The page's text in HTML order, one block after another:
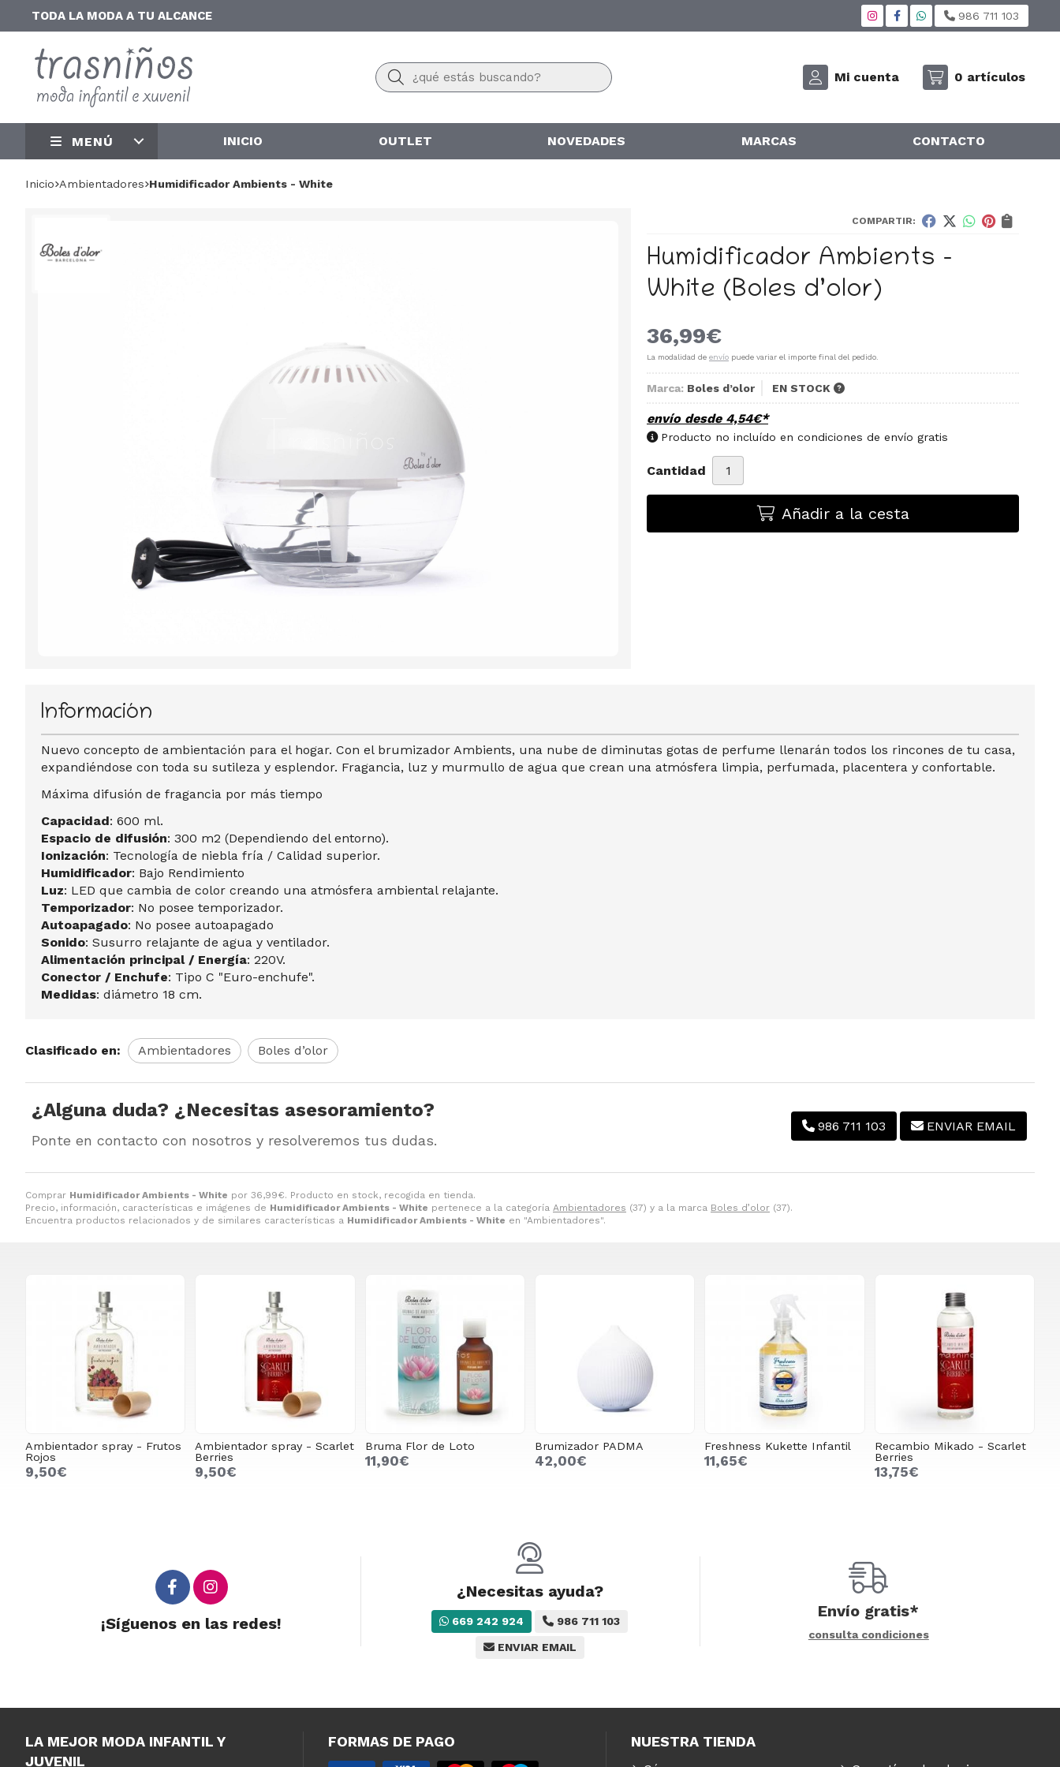
TODA LA MODA A TU ALCANCE 986 711 103
Buscar Mi cuenta 0 artículos
MENÚ INICIO OUTLET NOVEDADES MARCAS CONTACTO
Inicio ambientadores Humidificador Ambients - White
COMPARTIR:
Humidificador Ambients -
White (Boles d’olor)
36,99€
La modalidad de envío puede variar el importe final del pedido.
Marca: Boles d’olor EN STOCK
envío desde 4,54€*
Producto no incluído en condiciones de envío gratis
Cantidad
Añadir a la cesta
Comprar Humidificador Ambients - White por 36,99€. Producto en stock, recogida en tienda.
Precio, información, características e imágenes de Humidificador Ambients - White pertenece a la categoría Ambientadores (37) y a la marca Boles d’olor (37).
Encuentra productos relacionados y de similares características a Humidificador Ambients - White en "Ambientadores".
Información
Nuevo concepto de ambientación para el hogar. Con el brumizador Ambients, una nube de diminutas gotas de perfume llenarán todos los rincones de tu casa,
expandiéndose con toda su sutileza y esplendor. Fragancia, luz y murmullo de agua que crean una atmósfera limpia, perfumada, placentera y confortable.
Máxima difusión de fragancia por más tiempo
Capacidad: 600 ml.
Espacio de difusión: 300 m2 (Dependiendo del entorno).
Ionización: Tecnología de niebla fría / Calidad superior.
Humidificador: Bajo Rendimiento
Luz: LED que cambia de color creando una atmósfera ambiental relajante.
Temporizador: No posee temporizador.
Autoapagado: No posee autoapagado
Sonido: Susurro relajante de agua y ventilador.
Alimentación principal / Energía: 220V.
Conector / Enchufe: Tipo C "Euro-enchufe".
Medidas: diámetro 18 cm.
Clasificado en: Ambientadores Boles d’olor
¿Alguna duda? ¿Necesitas asesoramiento?
Ponte en contacto con nosotros y resolveremos tus dudas.
986 711 103 ENVIAR EMAIL
Ambientador spray - Frutos
Rojos
9,50€
Ambientador spray - Scarlet
Berries
9,50€
Bruma Flor de Loto
11,90€
Brumizador PADMA
42,00€
Freshness Kukette Infantil
11,65€
Recambio Mikado - Scarlet
Berries
13,75€
¡Síguenos en las redes!
¿Necesitas ayuda?
669 242 924 986 711 103
ENVIAR EMAIL
Envío gratis*
consulta condiciones
LA MEJOR MODA INFANTIL Y
JUVENIL
FORMAS DE PAGO NUESTRA TIENDA